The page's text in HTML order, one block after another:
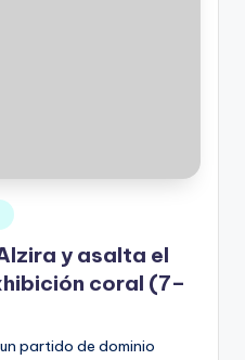
y asalta el
coral (7–
partido de dominio